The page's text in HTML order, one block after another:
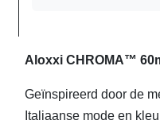
Aloxxi CHROMA™
Geïnspireerd door de
Italiaanse mode en